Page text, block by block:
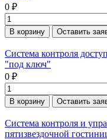
0 ₽
В корзину Оставить
Система контроля
"под ключ"
0 ₽
В корзину Оставить
Система контроля и
пятизвездочной